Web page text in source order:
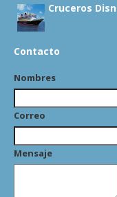
Cruceros
Contacto
Nombres
Correo
Mensaje